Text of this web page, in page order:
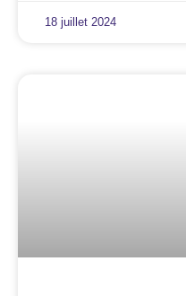
18 juillet 2024